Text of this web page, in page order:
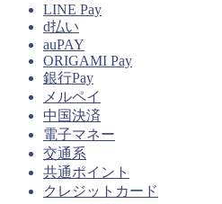
LINE Pay
d払い
auPAY
ORIGAMI Pay
銀行Pay
メルペイ
中国決済
電子マネー
交通系
共通ポイント
クレジットカード